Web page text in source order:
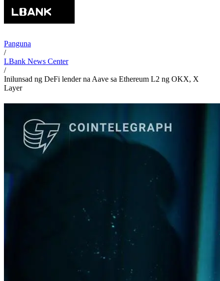
Panguna
/
LBank News Center
/
Inilunsad ng DeFi lender na Aave sa Ethereum L2 ng OKX, X
Layer